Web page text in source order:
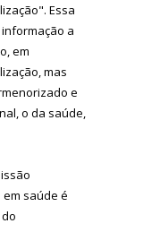
Essa
a
em
mas
e
o da saúde,
saúde é